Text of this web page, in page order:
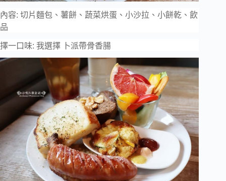
內容: 切片麵包、薯餅、蔬菜烘蛋、小沙拉、小餅乾、飲
品
擇一口味: 我選擇 卜派帶骨香腸